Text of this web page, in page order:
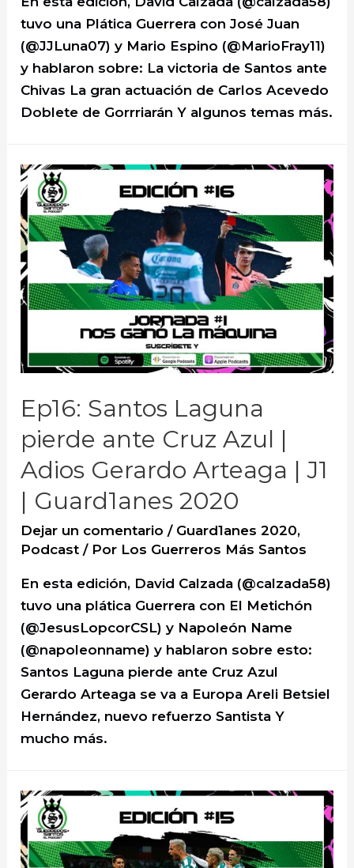
tuvo una Plática Guerrera con José Juan
(@JJLuna07) y Mario Espino (@MarioFray11)
y hablaron sobre: La victoria de Santos ante
Chivas La gran actuación de Carlos Acevedo
Doblete de Gorrriarán Y algunos temas más.
Ep16: Santos Laguna
pierde ante Cruz Azul |
Adios Gerardo Arteaga | J1
| Guard1anes 2020
Dejar un comentario / Guard1anes 2020,
Podcast / Por Los Guerreros Más Santos
En esta edición, David Calzada (@calzada58)
tuvo una plática Guerrera con El Metichón
(@JesusLopcorCSL) y Napoleón Name
(@napoleonname) y hablaron sobre esto:
Santos Laguna pierde ante Cruz Azul
Gerardo Arteaga se va a Europa Areli Betsiel
Hernández, nuevo refuerzo Santista Y
mucho más.